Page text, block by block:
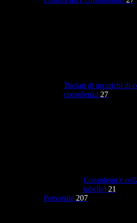
Titolari di incarichi di
consulenza 27
Consulenti e
tabelle) 21
Personale 207